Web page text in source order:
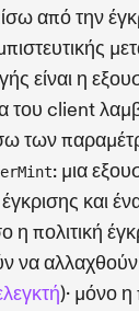
από την
είναι η
του client
των
: μια
και
η πολιτική
να
)· μόνο